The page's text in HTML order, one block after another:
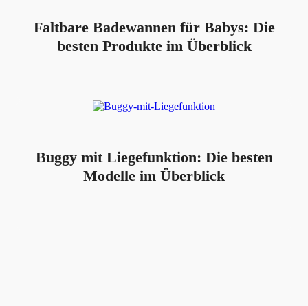
Faltbare Badewannen für Babys: Die
besten Produkte im Überblick
Buggy mit Liegefunktion: Die besten
Modelle im Überblick